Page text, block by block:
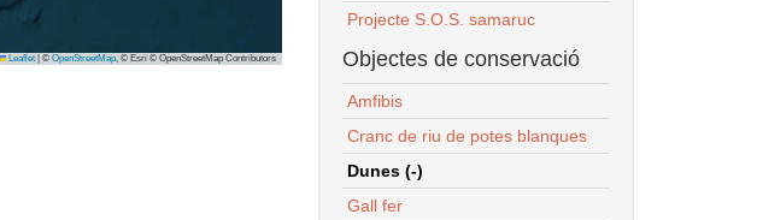
Leaflet © OpenStreetMap, © Esri © OpenStreetMap Contributors
Projecte S.O.S. samaruc
Objectes de conservació
Amfibis
Cranc de riu de potes blanques
Dunes (-)
Gall fer